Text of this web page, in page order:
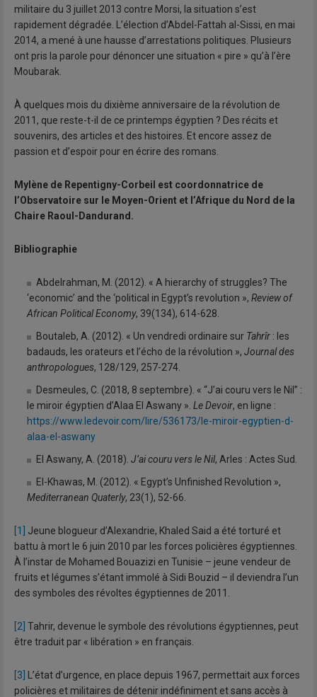
militaire du 3 juillet 2013 contre Morsi, la situation s’est
rapidement dégradée. L’élection d’Abdel-Fattah al-Sissi, en mai
2014, a mené à une hausse d’arrestations politiques. Plusieurs
ont pris la parole pour dénoncer une situation « pire » qu’à l’ère
Moubarak.
À quelques mois du dixième anniversaire de la révolution de
2011, que reste-t-il de ce printemps égyptien ? Des récits et
souvenirs, des articles et des histoires. Et encore assez de
passion et d’espoir pour en écrire des romans.
Mylène de Repentigny-Corbeil est coordonnatrice de
l’Observatoire sur le Moyen-Orient et l’Afrique du Nord de la
Chaire Raoul-Dandurand.
Bibliographie
Abdelrahman, M. (2012). « A hierarchy of struggles? The
‘economic’ and the ‘political in Egypt’s revolution », Review of
African Political Economy, 39(134), 614-628.
Boutaleb, A. (2012). « Un vendredi ordinaire sur Tahrîr : les
badauds, les orateurs et l’écho de la révolution », Journal des
anthropologues, 128/129, 257-274.
Desmeules, C. (2018, 8 septembre). « “J’ai couru vers le Nil” :
le miroir égyptien d’Alaa El Aswany ». Le Devoir, en ligne :
https://www.ledevoir.com/lire/536173/le-miroir-egyptien-d-
alaa-el-aswany
El Aswany, A. (2018). J’ai couru vers le Nil, Arles : Actes Sud.
El-Khawas, M. (2012). « Egypt’s Unfinished Revolution »,
Mediterranean Quaterly, 23(1), 52-66.
[1]
Jeune blogueur d’Alexandrie, Khaled Said a été torturé et
battu à mort le 6 juin 2010 par les forces policières égyptiennes.
À l’instar de Mohamed Bouazizi en Tunisie – jeune vendeur de
fruits et légumes s’étant immolé à Sidi Bouzid – il deviendra l’un
des symboles des révoltes égyptiennes de 2011.
[2] Tahrir, devenue le symbole des révolutions égyptiennes, peut
être traduit par « libération » en français.
[3]
L’état d’urgence, en place depuis 1967, permettait aux forces
policières et militaires de détenir indéfiniment et sans accès à